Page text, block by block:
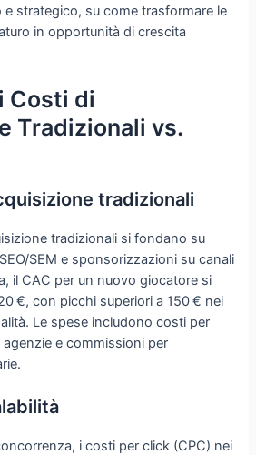
strategico, su come trasformare le
in opportunità di crescita
Costi di
Tradizionali vs.
tradizionali
tradizionali si fondano su
SEM e sponsorizzazioni su canali
il CAC per un nuovo giocatore si
€, con picchi superiori a 150 € nei
Le spese includono costi per
e commissioni per
i costi per click (CPC) nei